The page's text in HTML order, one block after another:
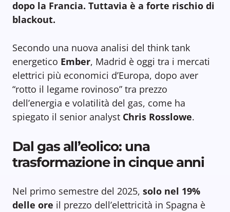
dopo la Francia. Tuttavia è a forte rischio di
blackout.
Secondo una nuova analisi del think tank
energetico Ember, Madrid è oggi tra i mercati
elettrici più economici d’Europa, dopo aver
“rotto il legame rovinoso” tra prezzo
dell’energia e volatilità del gas, come ha
spiegato il senior analyst Chris Rosslowe.
Dal gas all’eolico: una
trasformazione in cinque anni
Nel primo semestre del 2025, solo nel 19%
delle ore il prezzo dell’elettricità in Spagna è